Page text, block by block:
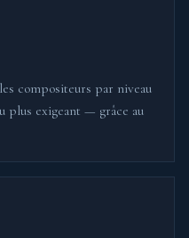
compositeurs par niveau
plus exigeant — grâce au